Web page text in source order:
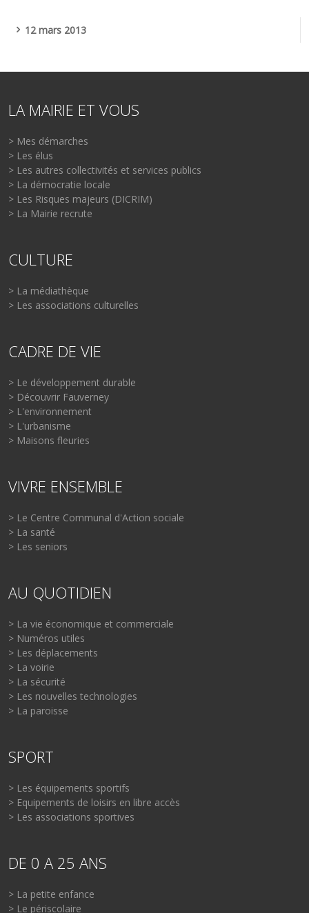
12 mars 2013
LA MAIRIE ET VOUS
> Mes démarches
> Les élus
> Les autres collectivités et services publics
> La démocratie locale
> Les Risques majeurs (DICRIM)
> La Mairie recrute
CULTURE
> La médiathèque
> Les associations culturelles
CADRE DE VIE
> Le développement durable
> Découvrir Fauverney
> L'environnement
> L'urbanisme
> Maisons fleuries
VIVRE ENSEMBLE
> Le Centre Communal d'Action sociale
> La santé
> Les seniors
AU QUOTIDIEN
> La vie économique et commerciale
> Numéros utiles
> Les déplacements
> La voirie
> La sécurité
> Les nouvelles technologies
> La paroisse
SPORT
> Les équipements sportifs
> Equipements de loisirs en libre accès
> Les associations sportives
DE 0 A 25 ANS
> La petite enfance
> Le périscolaire